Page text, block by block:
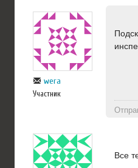
wera
Участник
Все